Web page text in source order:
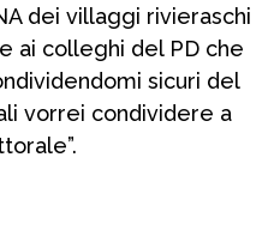
dei villaggi rivieraschi
ai colleghi del PD che
sicuri del
vorrei condividere a